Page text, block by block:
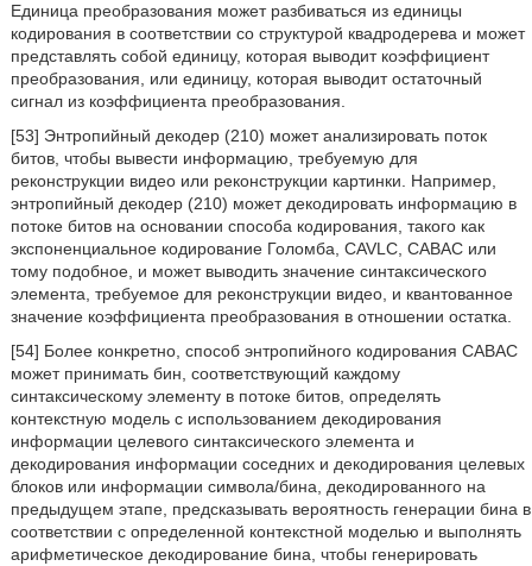
Единица преобразования может разбиваться из единицы
кодирования в соответствии со структурой квадродерева и может
представлять собой единицу, которая выводит коэффициент
преобразования, или единицу, которая выводит остаточный
сигнал из коэффициента преобразования.
[53] Энтропийный декодер (210) может анализировать поток
битов, чтобы вывести информацию, требуемую для
реконструкции видео или реконструкции картинки. Например,
энтропийный декодер (210) может декодировать информацию в
потоке битов на основании способа кодирования, такого как
экспоненциальное кодирование Голомба, CAVLC, CABAC или
тому подобное, и может выводить значение синтаксического
элемента, требуемое для реконструкции видео, и квантованное
значение коэффициента преобразования в отношении остатка.
[54] Более конкретно, способ энтропийного кодирования CABAC
может принимать бин, соответствующий каждому
синтаксическому элементу в потоке битов, определять
контекстную модель с использованием декодирования
информации целевого синтаксического элемента и
декодирования информации соседних и декодирования целевых
блоков или информации символа/бина, декодированного на
предыдущем этапе, предсказывать вероятность генерации бина в
соответствии с определенной контекстной моделью и выполнять
арифметическое декодирование бина, чтобы генерировать